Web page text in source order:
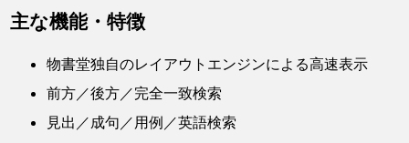
主な機能・特徴
物書堂独自のレイアウトエンジンによる高速表示
前方／後方／完全一致検索
見出／成句／用例／英語検索